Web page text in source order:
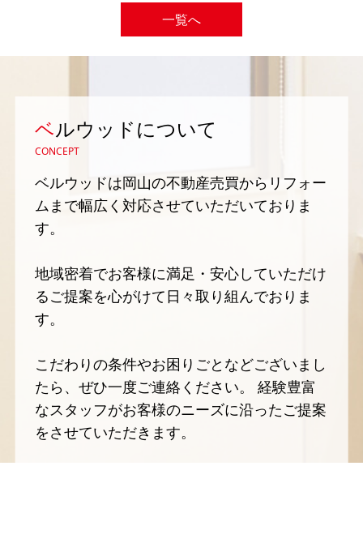
一覧へ
ベルウッドについて
CONCEPT
ベルウッドは岡山の不動産売買からリフォー
ムまで幅広く対応させていただいておりま
す。
地域密着でお客様に満足・安心していただけ
るご提案を心がけて日々取り組んでおりま
す。
こだわりの条件やお困りごとなどございまし
たら、ぜひ一度ご連絡ください。 経験豊富
なスタッフがお客様のニーズに沿ったご提案
をさせていただきます。